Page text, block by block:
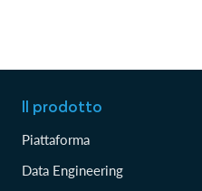
Il prodotto
Piattaforma
Data Engineering